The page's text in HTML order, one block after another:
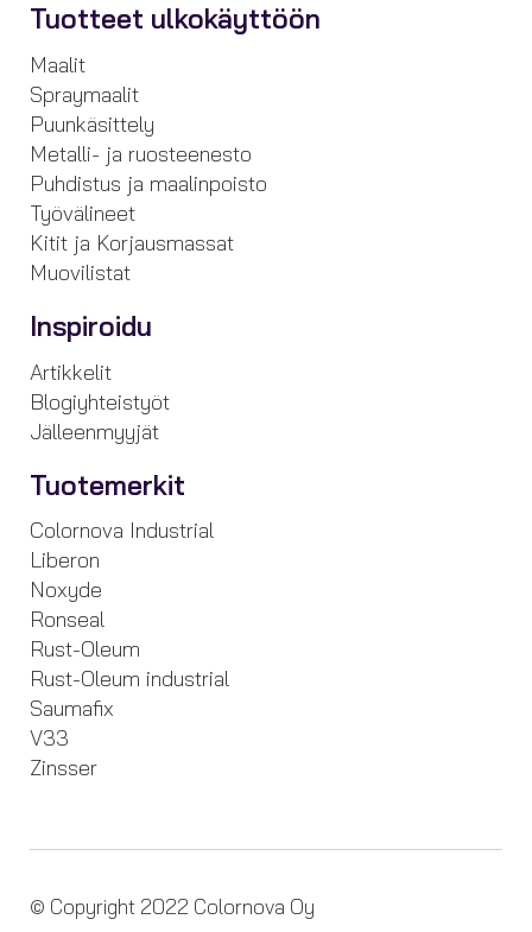
Tuotteet ulkokäyttöön
Maalit
Spraymaalit
Puunkäsittely
Metalli- ja ruosteenesto
Puhdistus ja maalinpoisto
Työvälineet
Kitit ja Korjausmassat
Muovilistat
Inspiroidu
Artikkelit
Blogiyhteistyöt
Jälleenmyyjät
Tuotemerkit
Colornova Industrial
Liberon
Noxyde
Ronseal
Rust-Oleum
Rust-Oleum industrial
Saumafix
V33
Zinsser
© Copyright 2022 Colornova Oy